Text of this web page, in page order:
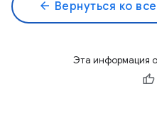
arrow_back Вернуться ко
Эта информация